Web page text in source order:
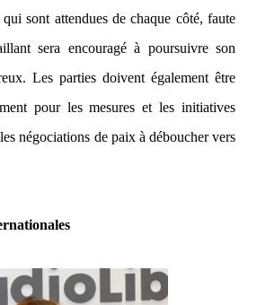
sont attendues de chaque côté, faute
sera encouragé à poursuivre son
Les parties doivent également être
pour les mesures et les initiatives
négociations de paix à déboucher vers